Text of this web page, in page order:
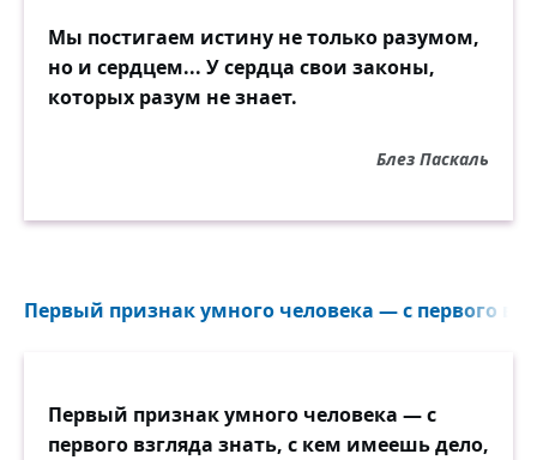
Мы постигаем истину не только разумом,
но и сердцем... У сердца свои законы,
которых разум не знает.
Блез Паскаль
Первый признак умного человека — с первого
Первый признак умного человека — с
первого взгляда знать, с кем имеешь дело,